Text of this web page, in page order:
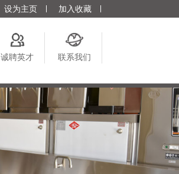
设为主页 加入收藏
诚聘英才 联系我们